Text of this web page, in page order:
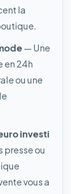
la
— Une
en 24h
ou une
investi
ou
vous a